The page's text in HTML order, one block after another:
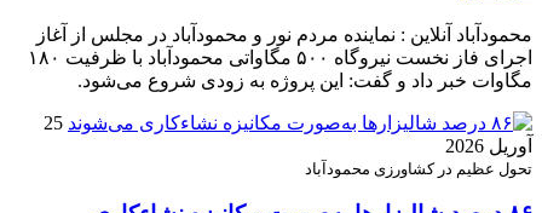
محمودآباد آنلاین : نماینده مردم نور و محمودآباد در مجلس از آغاز
اجرای فاز نخست نیروگاه ۵۰۰ مگاواتی محمودآباد با ظرفیت ۱۸۰
مگاوات خبر داد و گفت: این پروژه به زودی شروع می‌شود.
25
آوریل 2026
تحول عظیم در کشاورزی محمودآباد